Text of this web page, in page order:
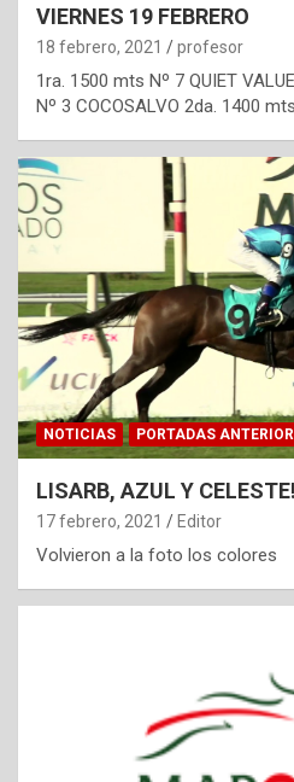
VIERNES 19 FEBRERO
18 febrero, 2021 profesor
1ra. 1500 mts Nº 7 QUIET
Nº 3 COCOSALVO 2da. 1400
NOTICIAS PORTADAS
LISARB, AZUL Y CELESTE!
17 febrero, 2021 Editor
Volvieron a la foto los colores